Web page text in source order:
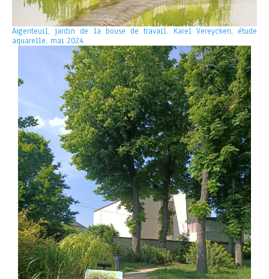
Argenteuil, jardin de la bouse de travail. Karel Vereycken, étude
aquarelle, mai 2024.